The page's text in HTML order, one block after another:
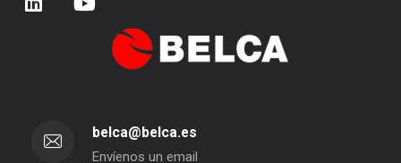
belca@belca.es
Envíenos un email